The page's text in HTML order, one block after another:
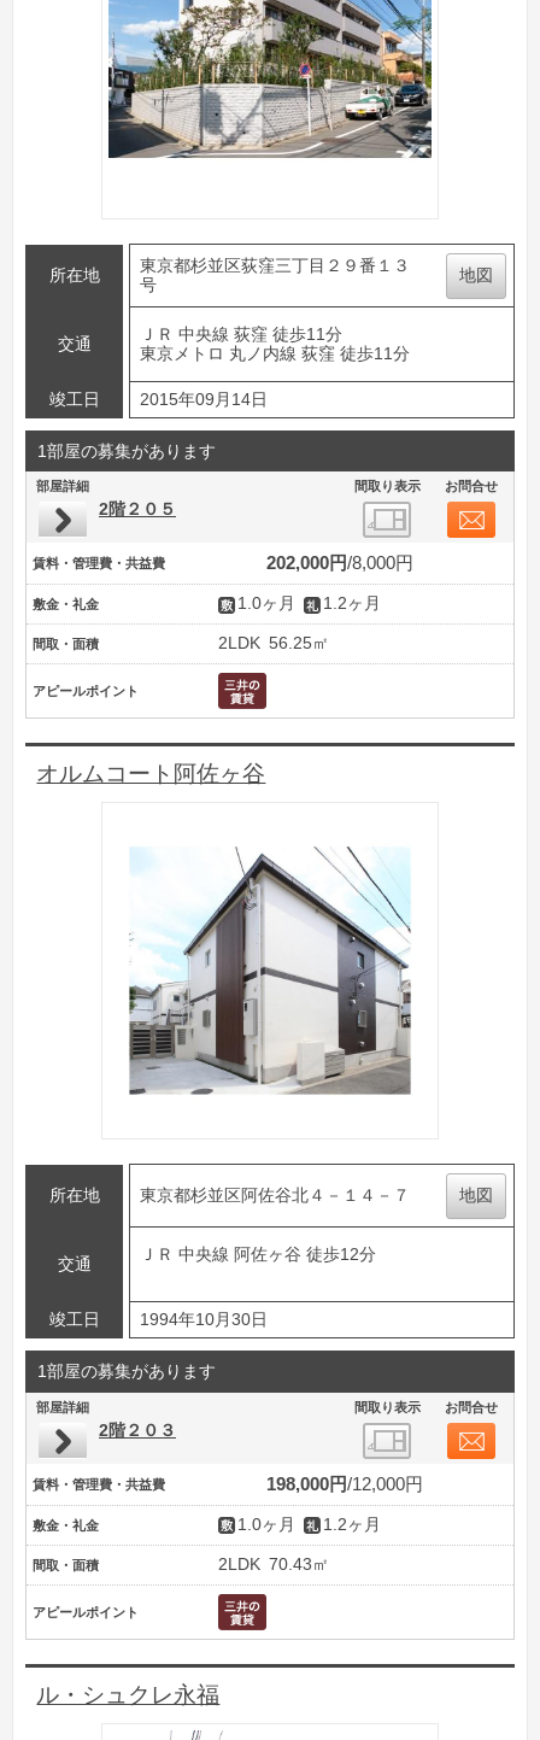
所在地
東京都杉並区荻窪三丁目２９番１３
号
地図
交通
ＪＲ 中央線 荻窪 徒歩11分
東京メトロ 丸ノ内線 荻窪 徒歩11分
竣工日 2015年09月14日
1部屋の募集があります
部屋詳細 間取り表示 お問合せ
2階２０５
賃料・管理費・共益費 202,000円 8,000円
敷金・礼金 1.0ヶ月 1.2ヶ月
間取・面積 2LDK 56.25㎡
アピールポイント
オルムコート阿佐ヶ谷
所在地 東京都杉並区阿佐谷北４－１４－７ 地図
交通
ＪＲ 中央線 阿佐ヶ谷 徒歩12分
竣工日 1994年10月30日
1部屋の募集があります
部屋詳細 間取り表示 お問合せ
2階２０３
賃料・管理費・共益費 198,000円 12,000円
敷金・礼金 1.0ヶ月 1.2ヶ月
間取・面積 2LDK 70.43㎡
アピールポイント
ル・シュクレ永福